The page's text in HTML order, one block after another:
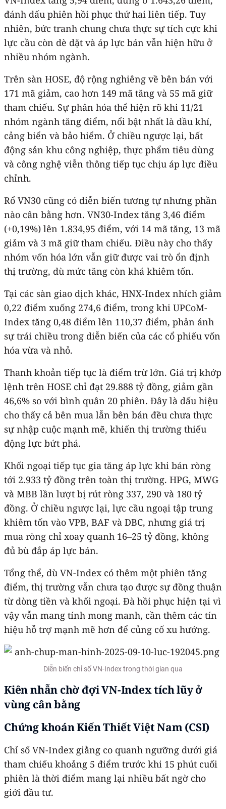
đánh dấu phiên hồi phục thứ hai liên tiếp. Tuy
nhiên, bức tranh chung chưa thực sự tích cực khi
lực cầu còn dè dặt và áp lực bán vẫn hiện hữu ở
nhiều nhóm ngành.
Trên sàn HOSE, độ rộng nghiêng về bên bán với
171 mã giảm, cao hơn 149 mã tăng và 55 mã giữ
tham chiếu. Sự phân hóa thể hiện rõ khi 11/21
nhóm ngành tăng điểm, nổi bật nhất là dầu khí,
cảng biển và bảo hiểm. Ở chiều ngược lại, bất
động sản khu công nghiệp, thực phẩm tiêu dùng
và công nghệ viễn thông tiếp tục chịu áp lực điều
chỉnh.
Rổ VN30 cũng có diễn biến tương tự nhưng phần
nào cân bằng hơn. VN30-Index tăng 3,46 điểm
(+0,19%) lên 1.834,95 điểm, với 14 mã tăng, 13 mã
giảm và 3 mã giữ tham chiếu. Điều này cho thấy
nhóm vốn hóa lớn vẫn giữ được vai trò ổn định
thị trường, dù mức tăng còn khá khiêm tốn.
Tại các sàn giao dịch khác, HNX-Index nhích giảm
0,22 điểm xuống 274,6 điểm, trong khi UPCoM-
Index tăng 0,48 điểm lên 110,37 điểm, phản ánh
sự trái chiều trong diễn biến của các cổ phiếu vốn
hóa vừa và nhỏ.
Thanh khoản tiếp tục là điểm trừ lớn. Giá trị khớp
lệnh trên HOSE chỉ đạt 29.888 tỷ đồng, giảm gần
46,6% so với bình quân 20 phiên. Đây là dấu hiệu
cho thấy cả bên mua lẫn bên bán đều chưa thực
sự nhập cuộc mạnh mẽ, khiến thị trường thiếu
động lực bứt phá.
Khối ngoại tiếp tục gia tăng áp lực khi bán ròng
tới 2.933 tỷ đồng trên toàn thị trường. HPG, MWG
và MBB lần lượt bị rút ròng 337, 290 và 180 tỷ
đồng. Ở chiều ngược lại, lực cầu ngoại tập trung
khiêm tốn vào VPB, BAF và DBC, nhưng giá trị
mua ròng chỉ xoay quanh 16–25 tỷ đồng, không
đủ bù đắp áp lực bán.
Tổng thể, dù VN-Index có thêm một phiên tăng
điểm, thị trường vẫn chưa tạo được sự đồng thuận
từ dòng tiền và khối ngoại. Đà hồi phục hiện tại vì
vậy vẫn mang tính mong manh, cần thêm các tín
hiệu hỗ trợ mạnh mẽ hơn để củng cố xu hướng.
Diễn biến chỉ số VN-Index trong thời gian qua
Kiên nhẫn chờ đợi VN-Index tích lũy ở
vùng cân bằng
Chứng khoán Kiến Thiết Việt Nam (CSI)
Chỉ số VN-Index giằng co quanh ngưỡng dưới giá
tham chiếu khoảng 5 điểm trước khi 15 phút cuối
phiên là thời điểm mang lại nhiều bất ngờ cho
giới đầu tư.